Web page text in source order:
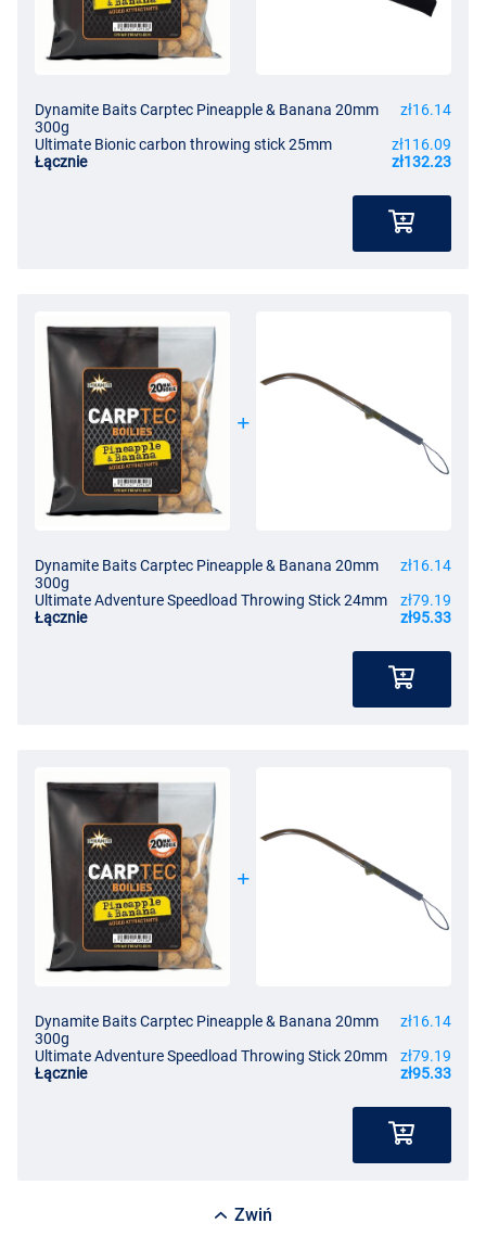
Dynamite Baits Carptec Pineapple & Banana 20mm
300g
zł16.14
Ultimate Bionic carbon throwing stick 25mm
zł116.09
Łącznie
zł132.23
Dynamite Baits Carptec Pineapple & Banana 20mm
300g
zł16.14
Ultimate Adventure Speedload Throwing Stick 24mm
zł79.19
Łącznie
zł95.33
Dynamite Baits Carptec Pineapple & Banana 20mm
300g
zł16.14
Ultimate Adventure Speedload Throwing Stick 20mm
zł79.19
Łącznie
zł95.33
Zwiń